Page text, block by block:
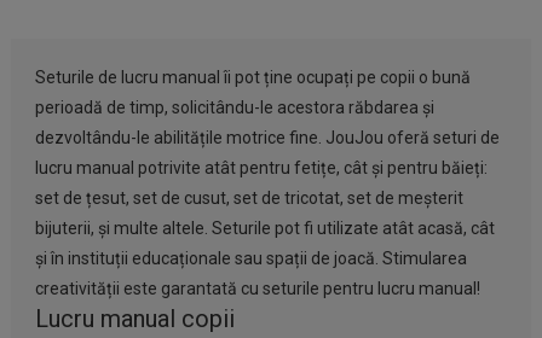
Seturile de lucru manual îi pot ține ocupați pe copii o bună
perioadă de timp, solicitându-le acestora răbdarea și
dezvoltându-le abilitățile motrice fine. JouJou oferă seturi de
lucru manual potrivite atât pentru fetițe, cât și pentru băieți:
set de țesut, set de cusut, set de tricotat, set de meșterit
bijuterii, și multe altele. Seturile pot fi utilizate atât acasă, cât
și în instituții educaționale sau spații de joacă. Stimularea
creativității este garantată cu seturile pentru lucru manual!
Lucru manual copii